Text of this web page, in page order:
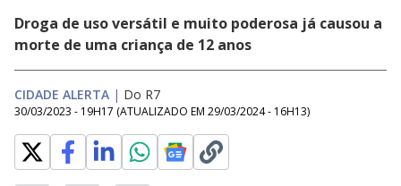
Droga de uso versátil e muito poderosa já causou a
morte de uma criança de 12 anos
CIDADE ALERTA | Do R7
30/03/2023 - 19H17 (ATUALIZADO EM 29/03/2024 - 16H13)